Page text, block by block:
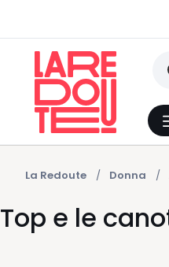
La Redoute Donna
Top e le